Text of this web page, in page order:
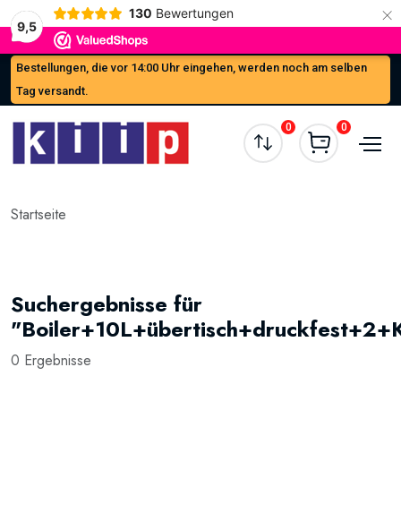
9,5
130 Bewertungen ×
Bestellungen, die vor 14:00 Uhr eingehen, werden noch am selben
Tag versandt.
0 0
Startseite
Suchergebnisse für
0 Ergebnisse